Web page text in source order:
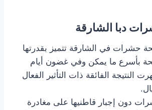
دبا الشارقة
حشرات في الشارقة تتميز بقدرتها
بأسرع ما يمكن وفي غضون أيام
النتيجة الفائقة ذات التأثير الفعال
دون إجبار قاطنيها على مغادرة